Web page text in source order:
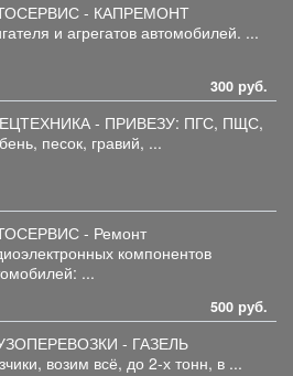
- КАПРЕМОНТ
и агрегатов автомобилей. ...
300 руб.
- ПРИВЕЗУ: ПГС, ПЩС,
песок, гравий, ...
- Ремонт
компонентов
...
500 руб.
- ГАЗЕЛЬ
возим всё, до 2-х тонн, в ...